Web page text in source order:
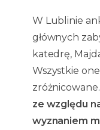
W Lublinie
głównych
katedrę,
Wszystkie
zróżnicowane.
ze względu
wyznaniem